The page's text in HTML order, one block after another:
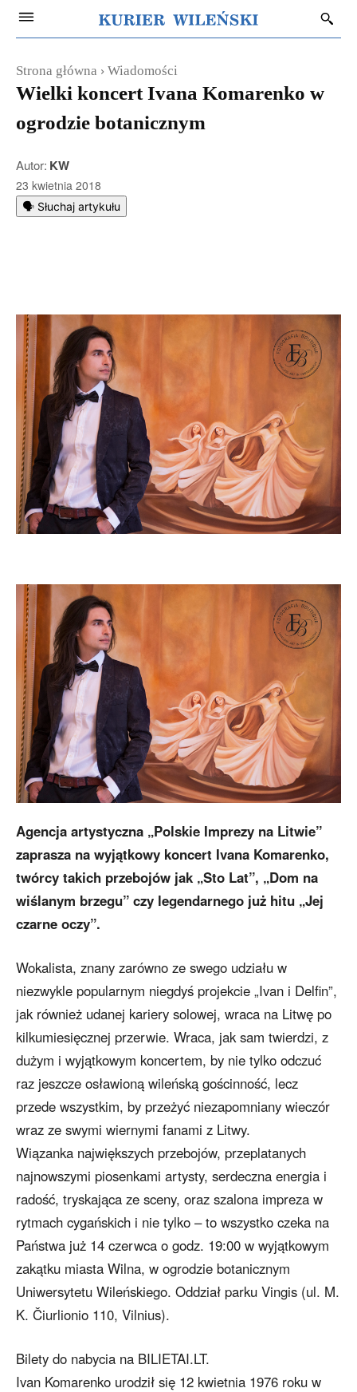
Strona główna Wiadomości
Wielki koncert Ivana Komarenko w
ogrodzie botanicznym
Autor: KW
23 kwietnia 2018
🗣️ Słuchaj artykułu
Agencja artystyczna „Polskie Imprezy na Litwie”
zaprasza na wyjątkowy koncert Ivana Komarenko,
twórcy takich przebojów jak „Sto Lat”, „Dom na
wiślanym brzegu” czy legendarnego już hitu „Jej
czarne oczy”.
Wokalista, znany zarówno ze swego udziału w
niezwykle popularnym niegdyś projekcie „Ivan i Delfin”,
jak również udanej kariery solowej, wraca na Litwę po
kilkumiesięcznej przerwie. Wraca, jak sam twierdzi, z
dużym i wyjątkowym koncertem, by nie tylko odczuć
raz jeszcze osławioną wileńską gościnność, lecz
przede wszystkim, by przeżyć niezapomniany wieczór
wraz ze swymi wiernymi fanami z Litwy.
Wiązanka największych przebojów, przeplatanych
najnowszymi piosenkami artysty, serdeczna energia i
radość, tryskająca ze sceny, oraz szalona impreza w
rytmach cygańskich i nie tylko – to wszystko czeka na
Państwa już 14 czerwca o godz. 19:00 w wyjątkowym
zakątku miasta Wilna, w ogrodzie botanicznym
Uniwersytetu Wileńskiego. Oddział parku Vingis (ul. M.
K. Čiurlionio 110, Vilnius).
Bilety do nabycia na BILIETAI.LT.
Ivan Komarenko urodził się 12 kwietnia 1976 roku w